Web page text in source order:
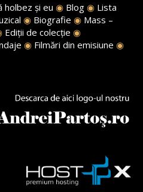
holbez și eu ◉ Blog ◉ Lista
◉ Biografie ◉ Mass –
Ediții de colecție ◉
◉ Filmări din emisiune ◉